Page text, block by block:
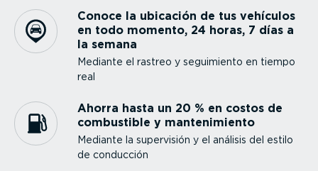
Conoce la ubicación de tus vehículos
en todo momento, 24 horas, 7 días a
la semana
Mediante el rastreo y seguimiento en tiempo
real
Ahorra hasta un 20 % en costos de
combustible y mante­ni­miento
Mediante la supervisión y el análisis del estilo
de conducción